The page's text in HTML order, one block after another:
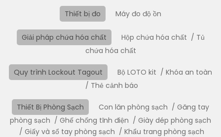
Thiết bị đo Máy đo độ ồn
Giải pháp chứa hóa chất Hộp chứa hóa chất
Tủ
chứa hóa chất
Quy trình Lockout Tagout Bộ LOTO kit
Khóa an toàn
Thẻ cảnh báo
Thiết Bị Phòng Sạch Con lăn phòng sạch
Găng tay
phòng sạch
Ghế chống tĩnh điện
Giày dép phòng sạch
Giấy và sổ tay phòng sạch
Khẩu trang phòng sạch